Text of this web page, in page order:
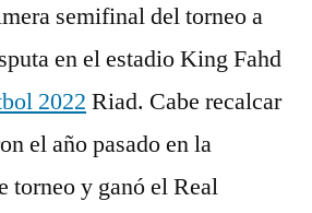
semifinal del torneo a
en el estadio King Fahd
2022 Riad. Cabe recalcar
el año pasado en la
torneo y ganó el Real